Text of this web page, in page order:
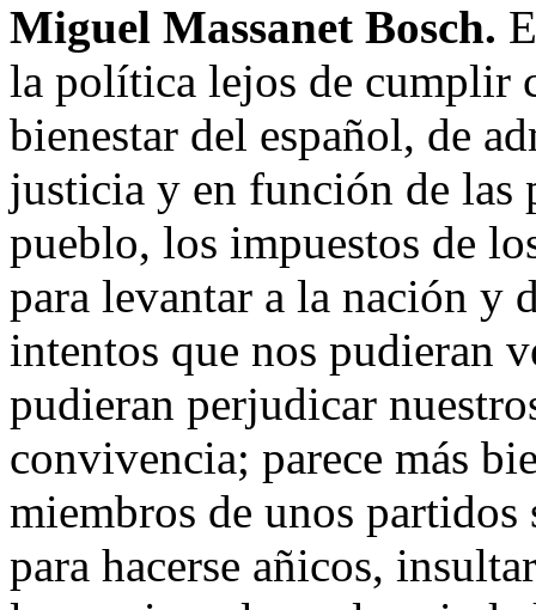
Miguel Massanet Bosch.
la política lejos de cumplir
bienestar del español, de
justicia y en función de las
pueblo, los impuestos de
para levantar a la nación y
intentos que nos pudieran
pudieran perjudicar
convivencia; parece más
miembros de unos partidos
para hacerse añicos,